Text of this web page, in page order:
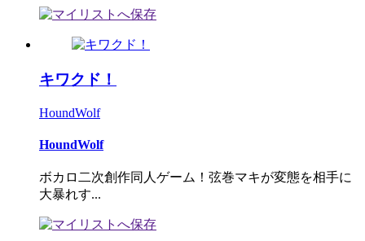
キワクド！
HoundWolf
HoundWolf
ボカロ二次創作同人ゲーム！弦巻マキが変態を相手に
大暴れす...